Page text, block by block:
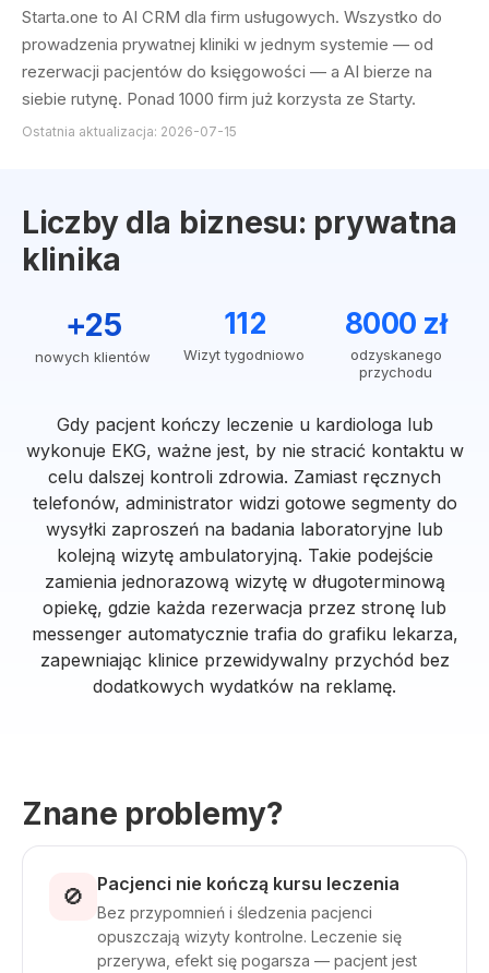
Starta.one to AI CRM dla firm usługowych. Wszystko do
prowadzenia prywatnej kliniki w jednym systemie — od
rezerwacji pacjentów do księgowości — a AI bierze na
siebie rutynę. Ponad 1000 firm już korzysta ze Starty.
Ostatnia aktualizacja: 2026-07-15
Liczby dla biznesu: prywatna
klinika
+25
nowych klientów
112
Wizyt tygodniowo
8000 zł
odzyskanego
przychodu
Gdy pacjent kończy leczenie u kardiologa lub
wykonuje EKG, ważne jest, by nie stracić kontaktu w
celu dalszej kontroli zdrowia. Zamiast ręcznych
telefonów, administrator widzi gotowe segmenty do
wysyłki zaproszeń na badania laboratoryjne lub
kolejną wizytę ambulatoryjną. Takie podejście
zamienia jednorazową wizytę w długoterminową
opiekę, gdzie każda rezerwacja przez stronę lub
messenger automatycznie trafia do grafiku lekarza,
zapewniając klinice przewidywalny przychód bez
dodatkowych wydatków na reklamę.
Znane problemy?
🚫 Pacjenci nie kończą kursu leczenia
Bez przypomnień i śledzenia pacjenci
opuszczają wizyty kontrolne. Leczenie się
przerywa, efekt się pogarsza — pacjent jest